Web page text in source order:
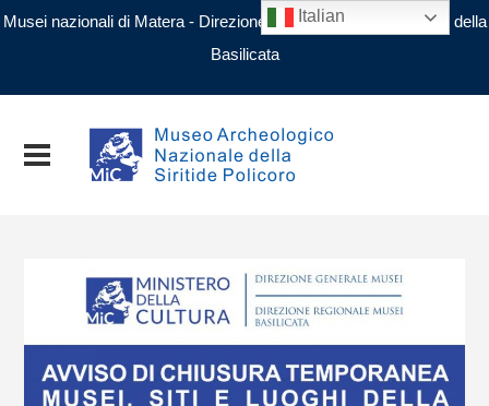
Musei nazionali di Matera - Direzione regionale Musei nazionali della
Basilicata
Italian